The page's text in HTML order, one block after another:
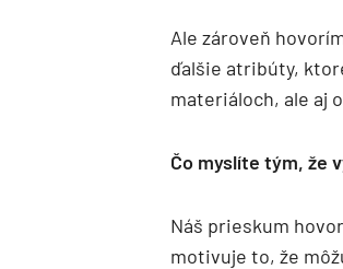
Ale zároveň
ďalšie atribúty,
materiáloch, ale aj
Čo myslíte tým, že
Náš prieskum
motivuje to, že